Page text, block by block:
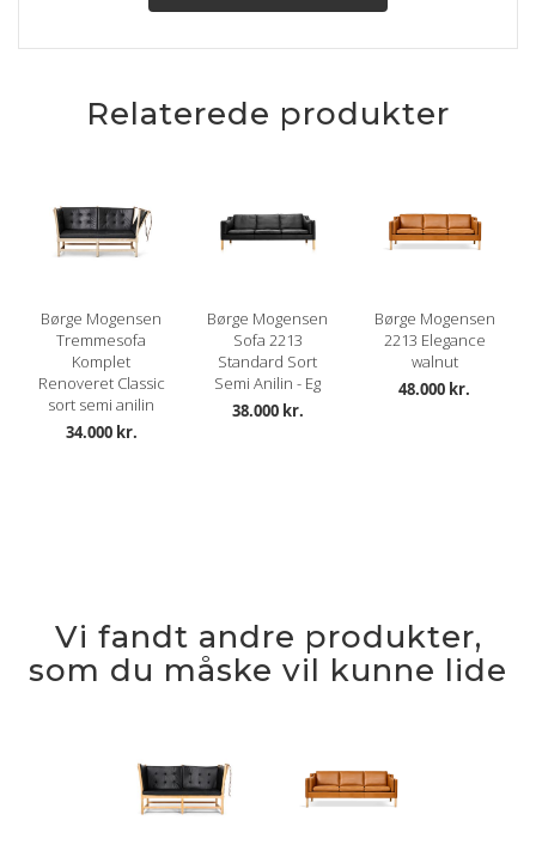
Relaterede produkter
Børge Mogensen
Tremmesofa
Komplet
Renoveret Classic
sort semi anilin
34.000 kr.
Børge Mogensen
Sofa 2213
Standard Sort
Semi Anilin - Eg
38.000 kr.
Børge Mogensen
2213 Elegance
walnut
48.000 kr.
Vi fandt andre produkter,
som du måske vil kunne lide